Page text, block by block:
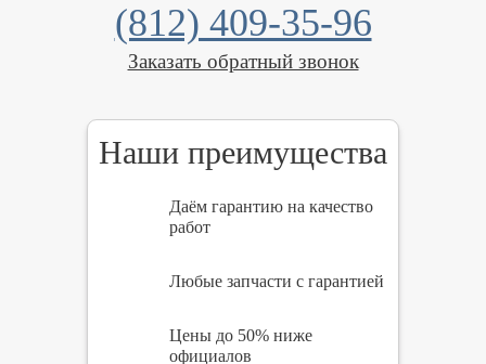
(812) 409-35-96
Заказать обратный звонок
Наши преимущества
Даём гарантию на качество
работ
Любые запчасти с гарантией
Цены до 50% ниже
официалов